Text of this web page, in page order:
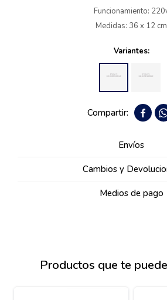
Funcionamiento:
Medidas: 36 x 12 cm
Variantes:

Envíos
Cambios y
Medios de pago
Productos que te